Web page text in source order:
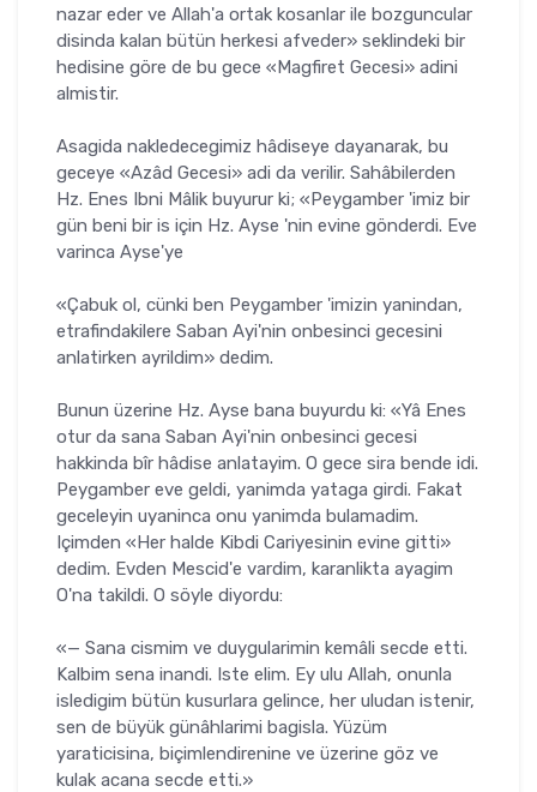
nazar eder ve Allah'a ortak kosanlar ile bozguncular
disinda kalan bütün herkesi afveder» seklindeki bir
hedisine göre de bu gece «Magfiret Gecesi» adini
almistir.
Asagida nakledecegimiz hâdiseye dayanarak, bu
geceye «Azâd Gecesi» adi da verilir. Sahâbilerden
Hz. Enes Ibni Mâlik buyurur ki; «Peygamber 'imiz bir
gün beni bir is için Hz. Ayse 'nin evine gönderdi. Eve
varinca Ayse'ye
«Çabuk ol, cünki ben Peygamber 'imizin yanindan,
etrafindakilere Saban Ayi'nin onbesinci gecesini
anlatirken ayrildim» dedim.
Bunun üzerine Hz. Ayse bana buyurdu ki: «Yâ Enes
otur da sana Saban Ayi'nin onbesinci gecesi
hakkinda bîr hâdise anlatayim. O gece sira bende idi.
Peygamber eve geldi, yanimda yataga girdi. Fakat
geceleyin uyaninca onu yanimda bulamadim.
Içimden «Her halde Kibdi Cariyesinin evine gitti»
dedim. Evden Mescid'e vardim, karanlikta ayagim
O'na takildi. O söyle diyordu:
«— Sana cismim ve duygularimin kemâli secde etti.
Kalbim sena inandi. Iste elim. Ey ulu Allah, onunla
isledigim bütün kusurlara gelince, her uludan istenir,
sen de büyük günâhlarimi bagisla. Yüzüm
yaraticisina, biçimlendirenine ve üzerine göz ve
kulak acana secde etti.»